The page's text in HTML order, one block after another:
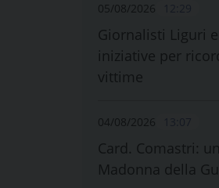
05/08/2026
Giornalisti Liguri
iniziative per
vittime
04/08/2026
Card. Comastri:
Madonna della